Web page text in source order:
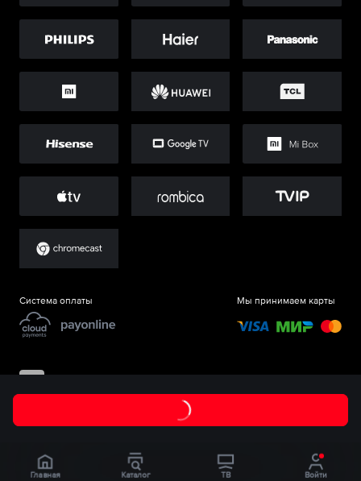
Система оплаты Мы принимаем карты
Главная Каталог ТВ Войти